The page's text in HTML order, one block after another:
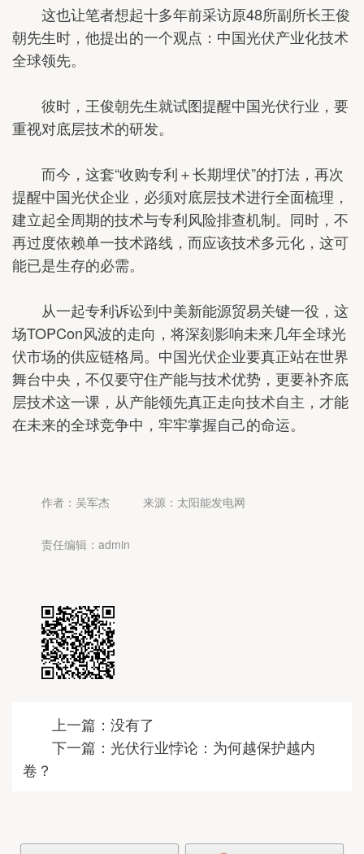
这也让笔者想起十多年前采访原48所副所长王俊
朝先生时，他提出的一个观点：中国光伏产业化技术
全球领先。
彼时，王俊朝先生就试图提醒中国光伏行业，要
重视对底层技术的研发。
而今，这套“收购专利＋长期埋伏”的打法，再次
提醒中国光伏企业，必须对底层技术进行全面梳理，
建立起全周期的技术与专利风险排查机制。同时，不
再过度依赖单一技术路线，而应该技术多元化，这可
能已是生存的必需。
从一起专利诉讼到中美新能源贸易关键一役，这
场TOPCon风波的走向，将深刻影响未来几年全球光
伏市场的供应链格局。中国光伏企业要真正站在世界
舞台中央，不仅要守住产能与技术优势，更要补齐底
层技术这一课，从产能领先真正走向技术自主，才能
在未来的全球竞争中，牢牢掌握自己的命运。
作者：吴军杰 来源：太阳能发电网
责任编辑：admin
上一篇：没有了
下一篇：光伏行业悖论：为何越保护越内
卷？